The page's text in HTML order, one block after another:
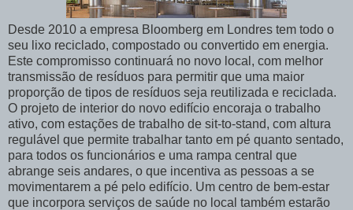
Desde 2010 a empresa Bloomberg em Londres tem todo o
seu lixo reciclado, compostado ou convertido em energia.
Este compromisso continuará no novo local, com melhor
transmissão de resíduos para permitir que uma maior
proporção de tipos de resíduos seja reutilizada e reciclada.
O projeto de interior do novo edifício encoraja o trabalho
ativo, com estações de trabalho de sit-to-stand, com altura
regulável que permite trabalhar tanto em pé quanto sentado,
para todos os funcionários e uma rampa central que
abrange seis andares, o que incentiva as pessoas a se
movimentarem a pé pelo edifício. Um centro de bem-estar
que incorpora serviços de saúde no local também estarão